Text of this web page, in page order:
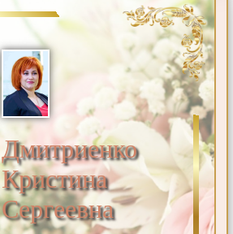
Дмитриенко
Кристина
Сергеевна